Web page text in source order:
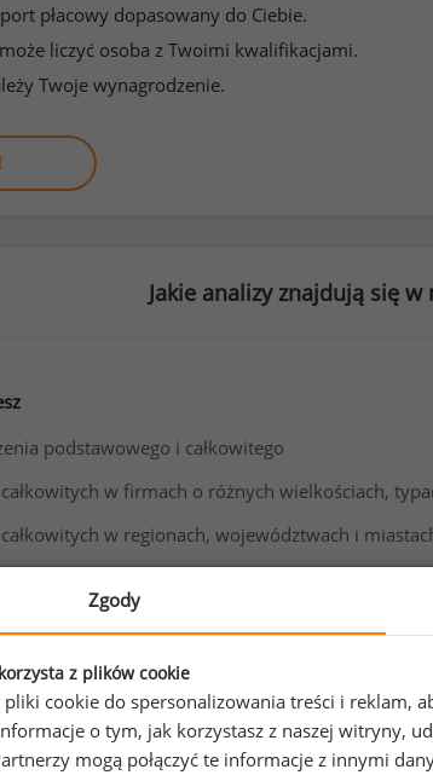
płacowy dopasowany do Ciebie.
liczyć osoba z Twoimi kwalifikacjami.
Twoje wynagrodzenie.
Jakie analizy znajdują się
podstawowego i całkowitego
w firmach o różnych wielkościach,
w regionach, województwach i
z pracy i wynagrodzenia
Zgody
z plików cookie
cookie do spersonalizowania treści i reklam,
o tym, jak korzystasz z naszej witryny,
mogą połączyć te informacje z innymi